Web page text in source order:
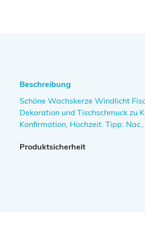
Beschreibung
Schöne Wachskerze Windlicht
Dekoration und Tischschmuck zu
Konfirmation, Hochzeit. Tipp: Nac…
Produktsicherheit